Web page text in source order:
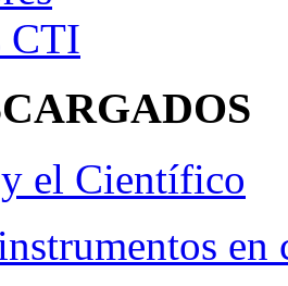
CTI
el Científico